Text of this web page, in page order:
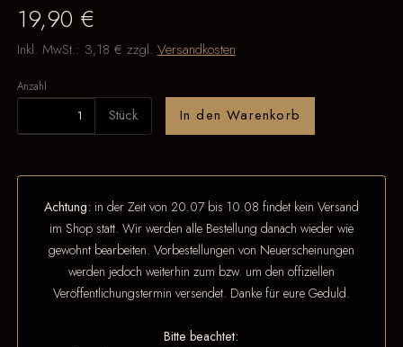
19,90 €
Inkl. MwSt.: 3,18 € zzgl. Versandkosten
Anzahl
Stück In den Warenkorb
Achtung: in der Zeit von 20.07 bis 10.08 findet kein Versand
im Shop statt. Wir werden alle Bestellung danach wieder wie
gewohnt bearbeiten. Vorbestellungen von Neuerscheinungen
werden jedoch weiterhin zum bzw. um den offiziellen
Veröffentlichungstermin versendet. Danke für eure Geduld.
Bitte beachtet: